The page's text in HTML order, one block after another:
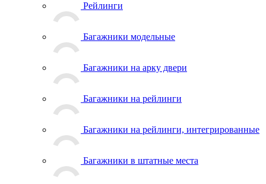
Рейлинги
Багажники модельные
Багажники на арку двери
Багажники на рейлинги
Багажники на рейлинги, интегрированные
Багажники в штатные места